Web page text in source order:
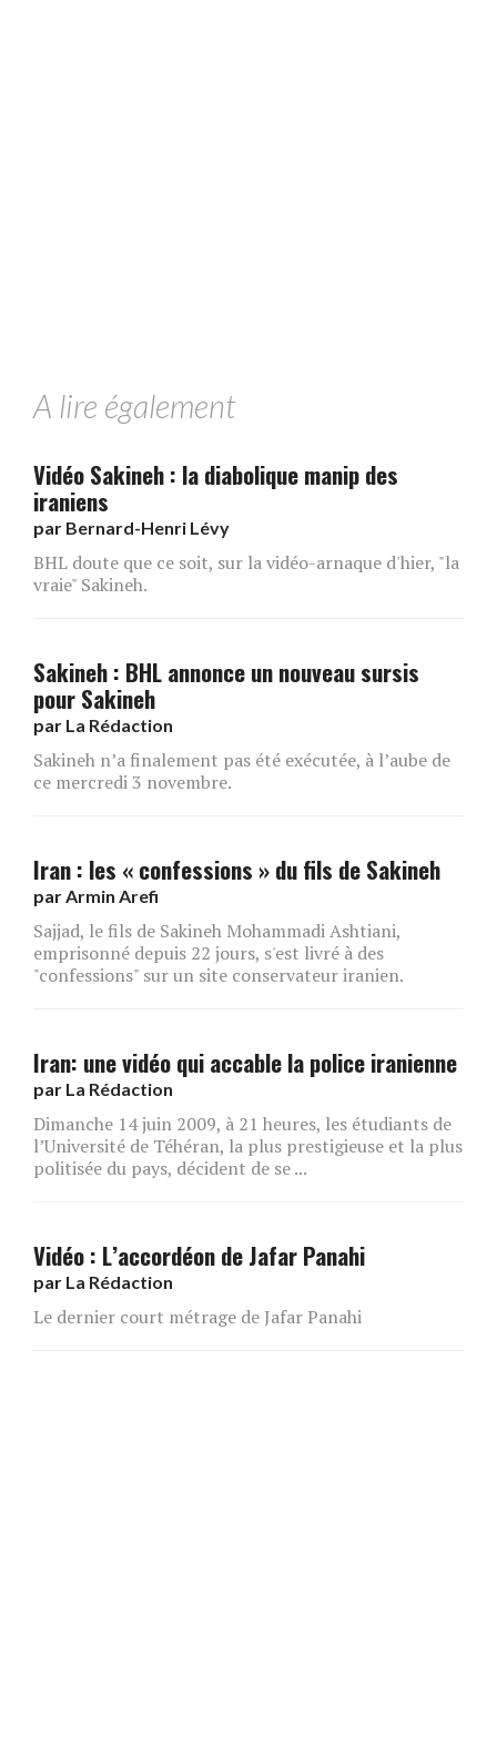
A lire également
Vidéo Sakineh : la diabolique manip des
iraniens
par Bernard-Henri Lévy
BHL doute que ce soit, sur la vidéo-arnaque d'hier, "la
vraie" Sakineh.
Sakineh : BHL annonce un nouveau sursis
pour Sakineh
par La Rédaction
Sakineh n’a finalement pas été exécutée, à l’aube de
ce mercredi 3 novembre.
Iran : les « confessions » du fils de Sakineh
parArmin Arefi
Sajjad, le fils de Sakineh Mohammadi Ashtiani,
emprisonné depuis 22 jours, s'est livré à des
"confessions" sur un site conservateur iranien.
Iran: une vidéo qui accable la police iranienne
par La Rédaction
Dimanche 14 juin 2009, à 21 heures, les étudiants de
l’Université de Téhéran, la plus prestigieuse et la plus
politisée du pays, décident de se ...
Vidéo : L’accordéon de Jafar Panahi
par La Rédaction
Le dernier court métrage de Jafar Panahi